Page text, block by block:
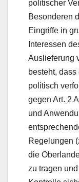
politischer
Besonderen
Eingriffe in
Interessen
Auslieferung
besteht,
politisch
gegen Art. 2
und
Regelungen
die
zu tragen